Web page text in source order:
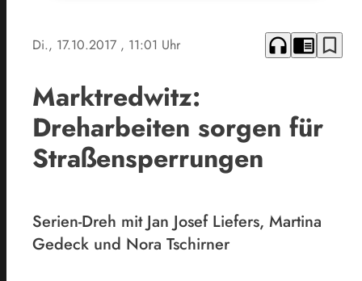
Di., 17.10.2017 , 11:01 Uhr headphones chrome_reader_mode bookmark_border
Marktredwitz:
Dreharbeiten sorgen für
Straßensperrungen
Serien-Dreh mit Jan Josef Liefers, Martina
Gedeck und Nora Tschirner